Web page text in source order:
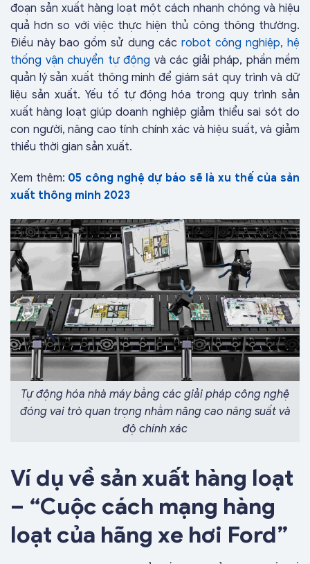
đoạn sản xuất hàng loạt một cách nhanh chóng và hiệu
quả hơn so với việc thực hiện thủ công thông thường.
Điều này bao gồm sử dụng các robot công nghiệp,hệ
thống vận chuyển tự động và các giải pháp, phần mềm
quản lý sản xuất thông minh để giám sát quy trình và dữ
liệu sản xuất. Yếu tố tự động hóa trong quy trình sản
xuất hàng loạt giúp doanh nghiệp giảm thiểu sai sót do
con người, nâng cao tính chính xác và hiệu suất, và giảm
thiểu thời gian sản xuất.
Xem thêm: 05 công nghệ dự báo sẽ là xu thế của sản
xuất thông minh 2023
Tự động hóa nhà máy bằng các giải pháp công nghệ
đóng vai trò quan trọng nhằm nâng cao năng suất và
độ chính xác
Ví dụ về sản xuất hàng loạt
– “Cuộc cách mạng hàng
loạt của hãng xe hơi Ford”